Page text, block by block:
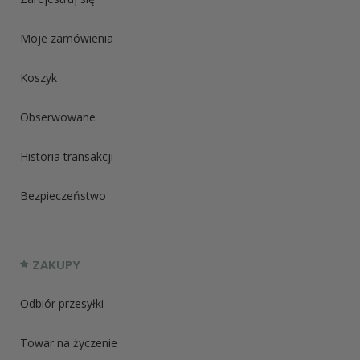
Moje zamówienia
Koszyk
Obserwowane
Historia transakcji
Bezpieczeństwo
ZAKUPY
Odbiór przesyłki
Towar na życzenie